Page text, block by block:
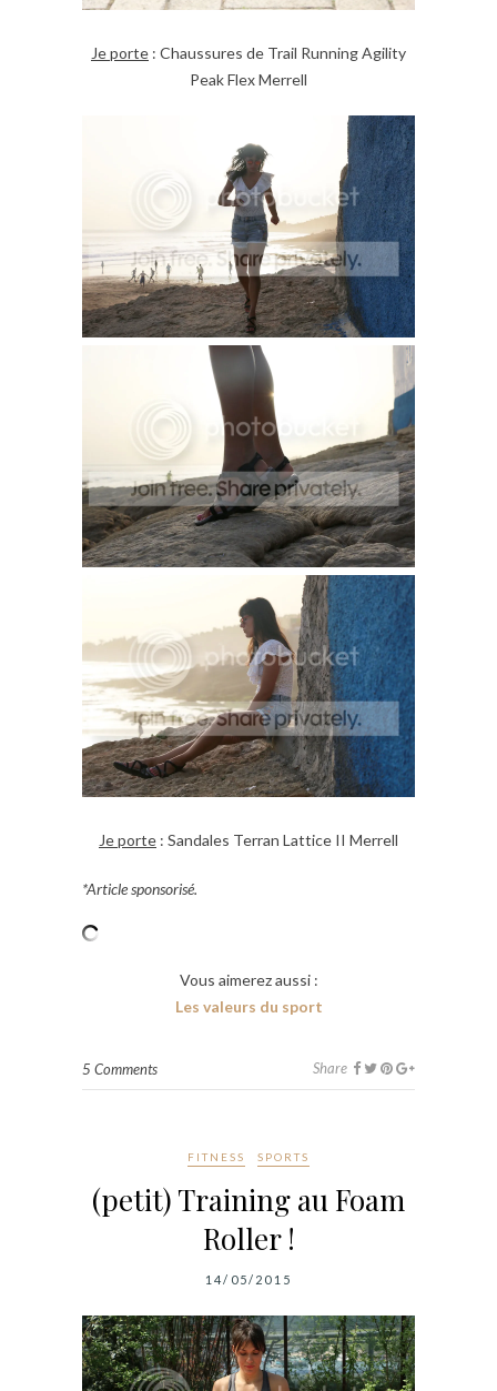
Je porte : Chaussures de Trail Running Agility
Peak Flex Merrell
Je porte : Sandales Terran Lattice II Merrell
*Article sponsorisé.
Vous aimerez aussi :
Les valeurs du sport
5 Comments Share
FITNESS SPORTS
(petit) Training au Foam
Roller !
14/05/2015